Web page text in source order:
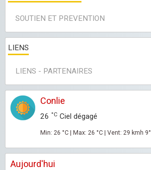
SOUTIEN ET PREVENTION
LIENS
LIENS - PARTENAIRES
Conlie
26 °C Ciel dégagé
Min: 26 °C | Max: 26 °C | Vent: 29 kmh 9°
Aujourd'hui